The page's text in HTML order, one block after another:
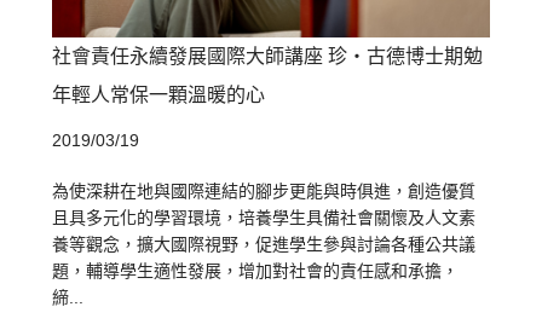
社會責任永續發展國際大師講座 珍‧古德博士期勉
年輕人常保一顆溫暖的心
2019/03/19
為使深耕在地與國際連結的腳步更能與時俱進，創造優質
且具多元化的學習環境，培養學生具備社會關懷及人文素
養等觀念，擴大國際視野，促進學生參與討論各種公共議
題，輔導學生適性發展，增加對社會的責任感和承擔，
締...